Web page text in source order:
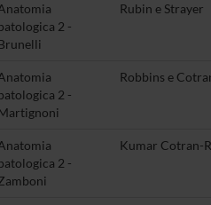
2 -
Rubin e Strayer
2 -
Robbins e
2 -
Kumar Cotran-